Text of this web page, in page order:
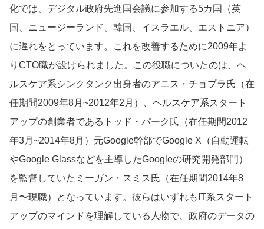
化では、デジタル政府先進国会議に参加する5カ国（英
国、ニュージーランド、韓国、イスラエル、エストニア）
に遅れをとっています。これを改善するために2009年よ
りCTO職が設けられました。この役職についたのは、ヘ
ルスケア系シンクタンク出身者のアニス・チョプラ氏（在
任期間2009年8月~2012年2月）、ヘルスケア系スタート
アップの創業者であるトッド・パーク氏（在任期間2012
年3月~2014年8月）元Google幹部でGoogle X（自動運転
やGoogle Glassなどを主導したGoogleの研究開発部門）
を監督していたミーガン・スミス氏（在任期間2014年8
月〜現職）となっています。彼らはいずれもIT系スタート
アップのマインドを理解している人物で、政府のデータの